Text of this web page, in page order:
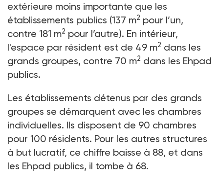
extérieure moins importante que les
établissements publics (137 m2 pour l’un,
contre 181 m2 pour l’autre). En intérieur,
l'espace par résident est de 49 m2 dans les
grands groupes, contre 70 m2 dans les Ehpad
publics.
Les établissements détenus par des grands
groupes se démarquent avec les chambres
individuelles. Ils disposent de 90 chambres
pour 100 résidents. Pour les autres structures
à but lucratif, ce chiffre baisse à 88, et dans
les Ehpad publics, il tombe à 68.